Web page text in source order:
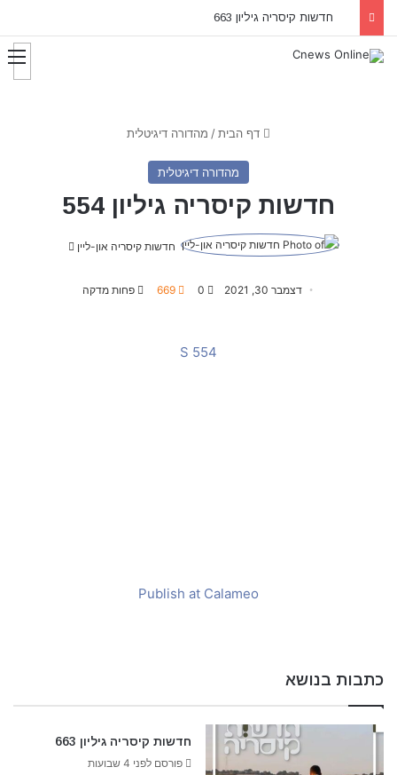
חדשות קיסריה גיליון 663
דף הבית/ מהדורה דיגיטלית
מהדורה דיגיטלית
חדשות קיסריה גיליון 554
חדשות קיסריה און-ליין
דצמבר 30, 2021 0
669 פחות מדקה
554 S
Publish at Calameo
כתבות בנושא
חדשות קיסריה גיליון 663
פורסם לפני 4 שבועות